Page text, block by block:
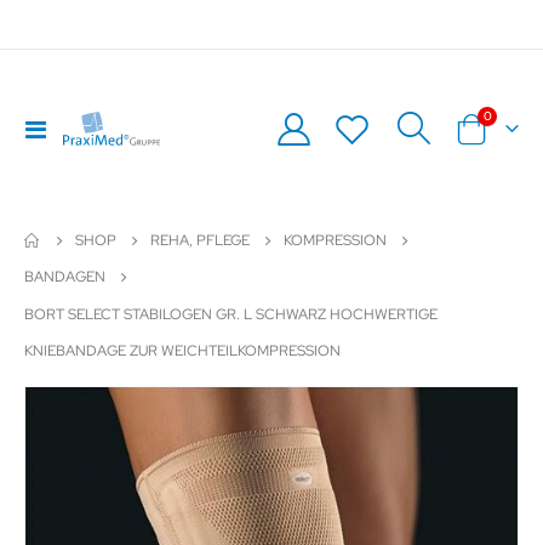
Navigation
umschalten
Warenkorb
0Artikel
SHOP REHA, PFLEGE
KOMPRESSION
BANDAGEN
BORT SELECT STABILOGEN GR. L SCHWARZ HOCHWERTIGE
KNIEBANDAGE ZUR WEICHTEILKOMPRESSION